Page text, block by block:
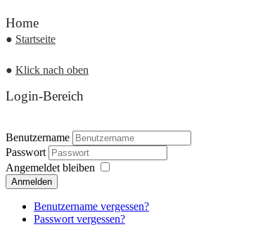
Home
● Startseite
● Klick nach oben
Login-Bereich
Benutzername
Passwort
Angemeldet bleiben
Anmelden
Benutzername vergessen?
Passwort vergessen?